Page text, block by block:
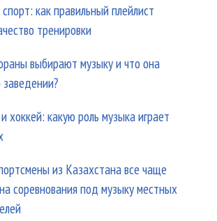
как правильный плейлист
тренировки
выбирают музыку и что она
заведении?
хоккей: какую роль музыка играет
из Казахстана все чаще
соревнования под музыку местных